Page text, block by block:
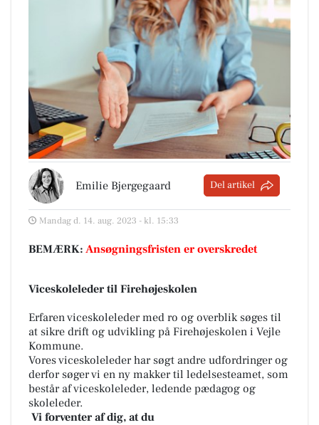
Emilie Bjergegaard Del artikel
Mandag d. 14. aug. 2023 - kl. 15:33
BEMÆRK: Ansøgningsfristen er overskredet
Viceskoleleder til Firehøjeskolen
Erfaren viceskoleleder med ro og overblik søges til
at sikre drift og udvikling på Firehøjeskolen i Vejle
Kommune.
Vores viceskoleleder har søgt andre udfordringer og
derfor søger vi en ny makker til ledelsesteamet, som
består af viceskoleleder, ledende pædagog og
skoleleder.
Vi forventer af dig, at du